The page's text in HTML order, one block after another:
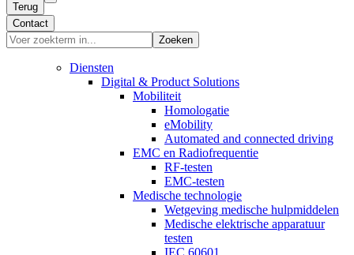
Terug
Contact
Zoeken
Diensten
Digital & Product Solutions
Mobiliteit
Homologatie
eMobility
Automated and connected driving
EMC en Radiofrequentie
RF-testen
EMC-testen
Medische technologie
Wetgeving medische hulpmiddelen
Medische elektrische apparatuur
testen